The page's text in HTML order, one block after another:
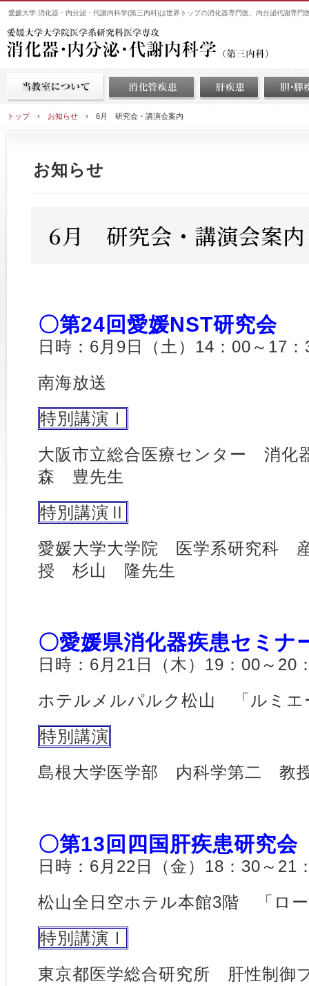
愛媛大学 消化器・内分泌・代謝内科学(第三内科)は世界トップの消化器専門医、内分泌代謝専門
トップ› お知らせ › 6月 研究会・講演会案内
お知らせ
6月 研究会・講演会案内
〇第24回愛媛NST研究会
日時：6月9日（土）14：00～17：
南海放送
特別講演Ⅰ
大阪市立総合医療センター 消
森 豊先生
特別講演Ⅱ
愛媛大学大学院 医学系研究科
授 杉山 隆先生
〇愛媛県消化器疾患セミナ
日時：6月21日（木）19：00～20
ホテルメルパルク松山 「ルミエ
特別講演
島根大学医学部 内科学第二
〇第13回四国肝疾患研究会
日時：6月22日（金）18：30～21
松山全日空ホテル本館3階 「ロ
特別講演Ⅰ
東京都医学総合研究所 肝性制